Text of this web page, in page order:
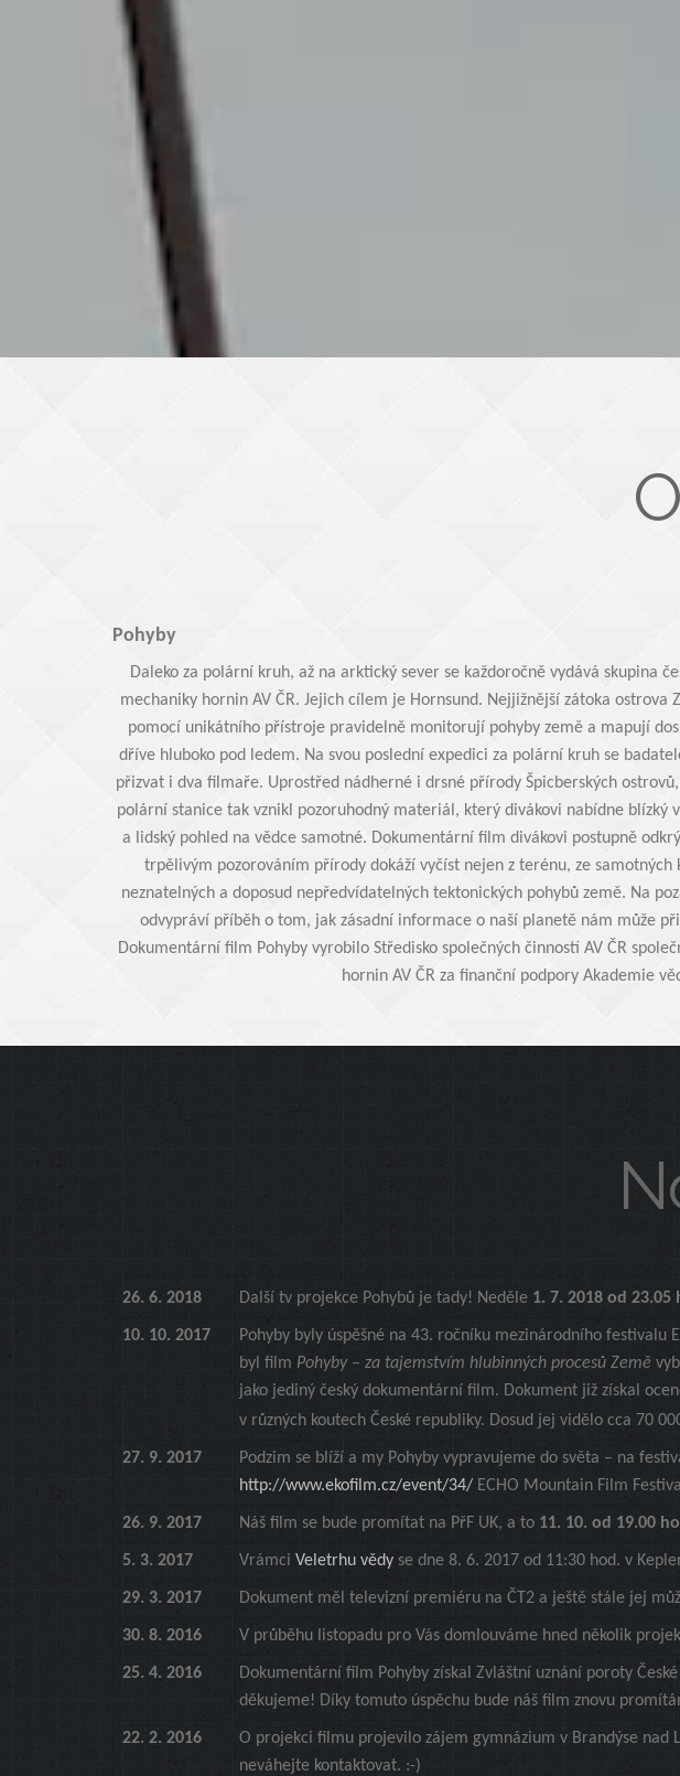
Pohyby
Daleko za polární kruh, až na arktický sever se každoročně vydává skupina
mechaniky hornin AV ČR. Jejich cílem je Hornsund. Nejjižnější zátoka ostrova
pomocí unikátního přístroje pravidelně monitorují pohyby země a mapují
dříve hluboko pod ledem. Na svou poslední expedici za polární kruh se
přizvat i dva filmaře. Uprostřed nádherné i drsné přírody Špicberských
polární stanice tak vznikl pozoruhodný materiál, který divákovi nabídne blízký
a lidský pohled na vědce samotné. Dokumentární film divákovi postupně
trpělivým pozorováním přírody dokáží vyčíst nejen z terénu, ze samotných
neznatelných a doposud nepředvídatelných tektonických pohybů země. Na
odvypráví příběh o tom, jak zásadní informace o naší planetě nám může
Dokumentární film Pohyby vyrobilo Středisko společných činností AV ČR
hornin AV ČR za finanční podpory Akademie
26. 6. 2018 Další tv projekce Pohybů je tady! Neděle 1. 7. 2018 od 23.05
10. 10. 2017
Pohyby byly úspěšné na 43. ročníku mezinárodního
byl film Pohyby – za tajemstvím hlubinných procesů Země
jako jediný český dokumentární film. Dokument již získal
v různých koutech České republiky. Dosud jej vidělo cca 70
27. 9. 2017 Podzim se blíží a my Pohyby vypravujeme do světa – na
http://www.ekofilm.cz/event/34/ ECHO Mountain Film
26. 9. 2017 Náš film se bude promítat na PřF UK, a to 11. 10. od 19.00
5. 3. 2017 Vrámci Veletrhu vědy se dne 8. 6. 2017 od 11:30 hod. v
29. 3. 2017 Dokument měl televizní premiéru na ČT2 a ještě stále jej
30. 8. 2016 V průběhu listopadu pro Vás domlouváme hned několik
25. 4. 2016
Dokumentární film Pohyby získal Zvláštní uznání poroty
děkujeme! Díky tomuto úspěchu bude náš film znovu
22. 2. 2016
O projekci filmu projevilo zájem gymnázium v Brandýse nad
neváhejte kontaktovat. :-)